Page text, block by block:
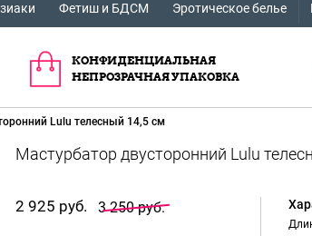
Фетиш и БДСМ Эротическое белье
КОНФИДЕНЦИАЛЬНАЯ
НЕПРОЗРАЧНАЯ УПАКОВКА
Lulu телесный 14,5 см
2 925 руб. 3 250 руб.